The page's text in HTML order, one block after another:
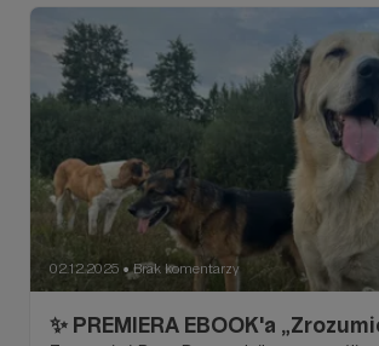
02.12.2025 ● Brak komentarzy
✨ PREMIERA EBOOK'a